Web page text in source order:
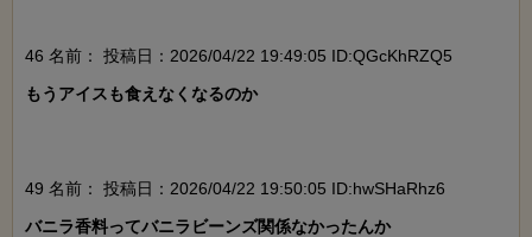
46 名前：
投稿日：2026/04/22 19:49:05 ID:QGcKhRZQ5
もうアイスも食えなくなるのか
49 名前：
投稿日：2026/04/22 19:50:05 ID:hwSHaRhz6
バニラ香料ってバニラビーンズ関係なかったんか